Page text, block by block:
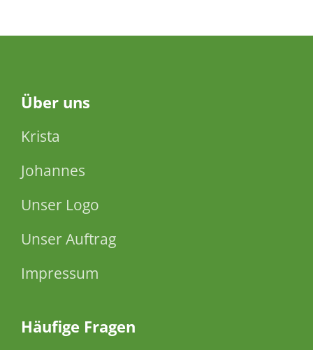
Über uns
Krista
Johannes
Unser Logo
Unser Auftrag
Impressum
Häufige Fragen